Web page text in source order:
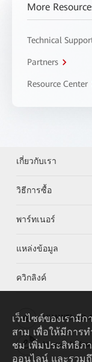
More
Technical
Partners
Resource Center
เกี่ยวกับเรา
วิธีการซื้อ
พาร์ทเนอร์
แหล่งข้อมูล
ควิกลิงค์
HUAWEI eKit
Huawei
เว็บไซต์ของเรามี
สาม เพื่อให้มีการท
ชม เพิ่มประสิทธิภ
ออนไลน์ และรวม